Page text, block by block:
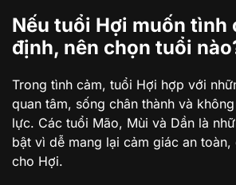
Nếu tuổi Hợi muốn tình
định, nên chọn tuổi
Trong tình cảm, tuổi Hợi hợp với
quan tâm, sống chân thành và
lực. Các tuổi Mão, Mùi và Dần là
bật vì dễ mang lại cảm giác an
cho Hợi.